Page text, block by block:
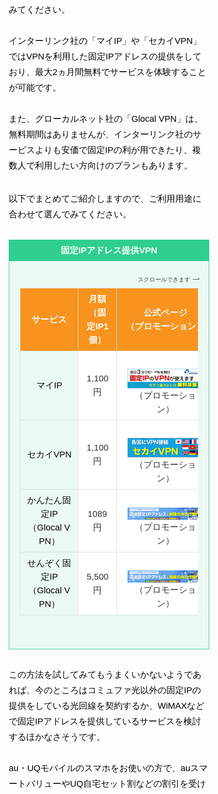
みてください。
インターリンク社の「マイIP」や「セカイVPN」
ではVPNを利用した固定IPアドレスの提供をして
おり、最大2ヵ月間無料でサービスを体験すること
が可能です。
また、グローカルネット社の「Glocal VPN」は、
無料期間はありませんが、インターリンク社のサ
ービスよりも安価で固定IPの利が用できたり、複
数人で利用したい方向けのプランもあります。
以下でまとめてご紹介しますので、ご利用用途に
合わせて選んでみてください。
固定IPアドレス提供VPN
スクロールできます
サービス
月額
（固
定IP1
個）
公式ページ
（プロモーション）
マイIP
1,100
円
（プロモーショ
ン）
セカイVPN
1,100
円
（プロモーショ
ン）
かんたん固
定IP
（Glocal V
PN）
1089
円
（プロモーショ
ン）
せんぞく固
定IP
（Glocal V
PN）
5,500
円
（プロモーショ
ン）
この方法を試してみてもうまくいかないようであ
れば、今のところはコミュファ光以外の固定IPの
提供をしている光回線を契約するか、WiMAXなど
で固定IPアドレスを提供しているサービスを検討
するほかなさそうです。
au・UQモバイルのスマホをお使いの方で、auスマ
ートバリューやUQ自宅セット割などの割引を受け